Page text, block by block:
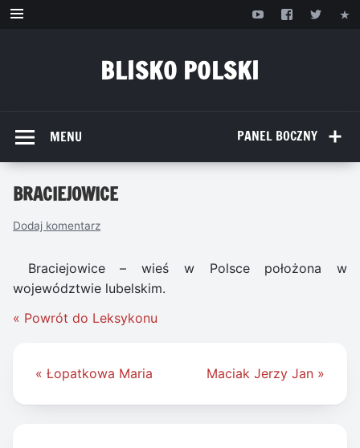
Przejdź
BLISKO POLSKI
PANEL BOCZNY
MENU
BRACIEJOWICE
Dodaj komentarz
Braciejowice – wieś w Polsce położona w
województwie lubelskim.
« Powrót do Leksykonu
Nawigacja
« Łopatkowa Maria Maciak Jerzy Jan »